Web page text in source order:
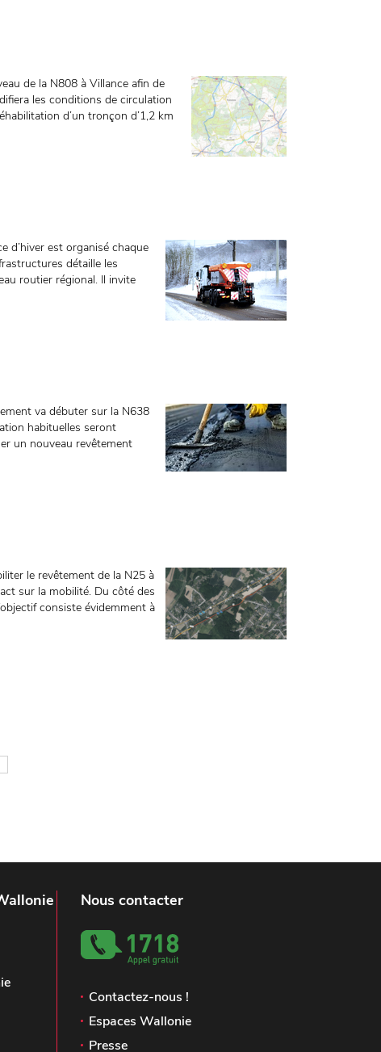
de la N808 à Villance afin de
les conditions de circulation
d’un tronçon d’1,2 km
d’hiver est organisé chaque
détaille les
routier régional. Il invite
va débuter sur la N638
habituelles seront
un nouveau revêtement
le revêtement de la N25 à
sur la mobilité. Du côté des
consiste évidemment à
Nous contacter
Contactez-nous !
Espaces Wallonie
Presse